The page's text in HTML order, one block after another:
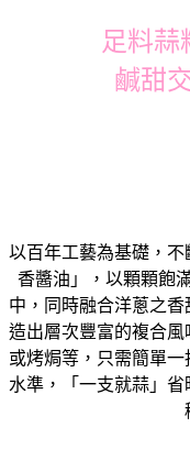
足料蒜
鹹甜
以百年工藝為基礎，
香醬油」，以顆顆飽
中，同時融合洋蔥之
造出層次豐富的複合
或烤焗等，只需簡單
水準，「一支就蒜」省